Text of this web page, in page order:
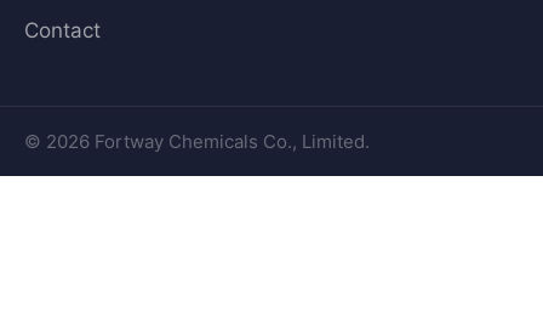
Contact
© 2026 Fortway Chemicals Co., Limited.